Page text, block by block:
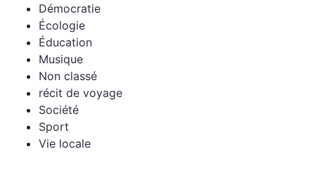
Démocratie
Écologie
Éducation
Musique
Non classé
récit de voyage
Société
Sport
Vie locale